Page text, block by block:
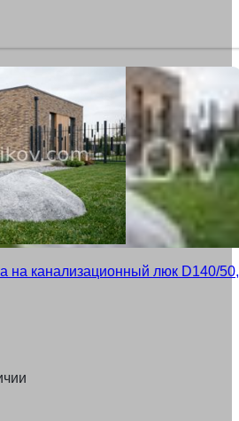
на канализационный люк D140/50,